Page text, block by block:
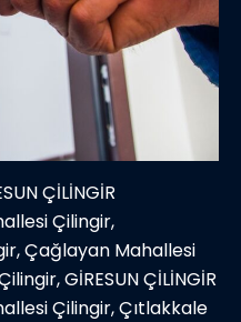
ÇİLİNGİR
Çilingir,
Çağlayan Mahallesi
GİRESUN ÇİLİNGİR
Çilingir, Çıtlakkale